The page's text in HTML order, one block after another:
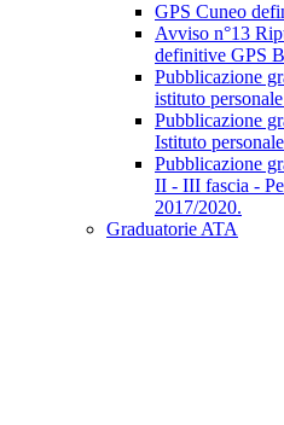
GPS Cuneo
Avviso n°13
definitive GPS
Pubblicazione
istituto
Pubblicazione
Istituto
Pubblicazione
II - III fascia -
2017/2020.
Graduatorie ATA